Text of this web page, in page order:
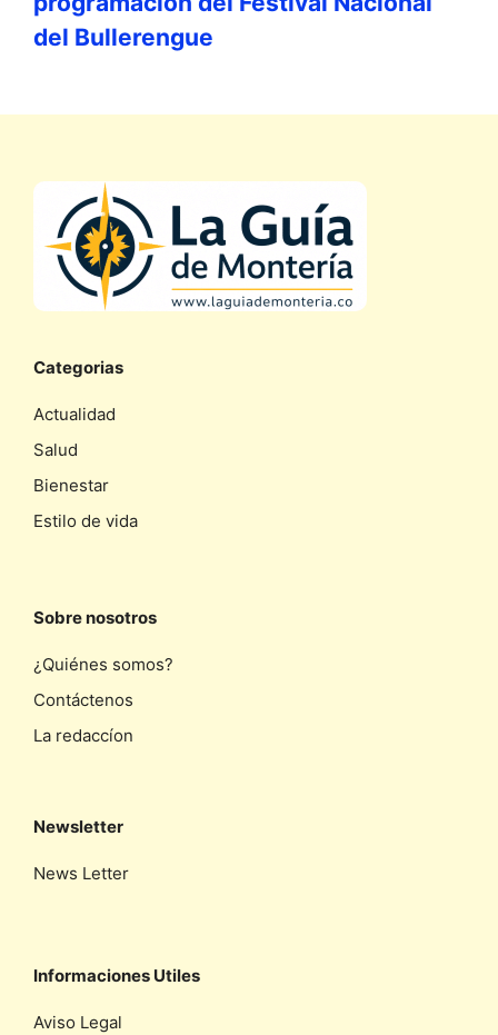
del Bullerengue
Categorias
Actualidad
Salud
Bienestar
Estilo de vida
Sobre nosotros
¿Quiénes somos?
Contáctenos
La redaccíon
Newsletter
News Letter
Informaciones Utiles
Aviso Legal